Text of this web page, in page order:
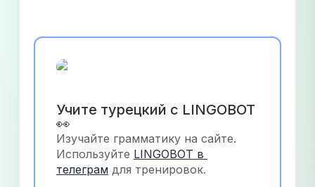
Учите турецкий с LINGOBOT
👀
Изучайте грамматику на сайте.
Используйте LINGOBOT в
телеграм для тренировок.